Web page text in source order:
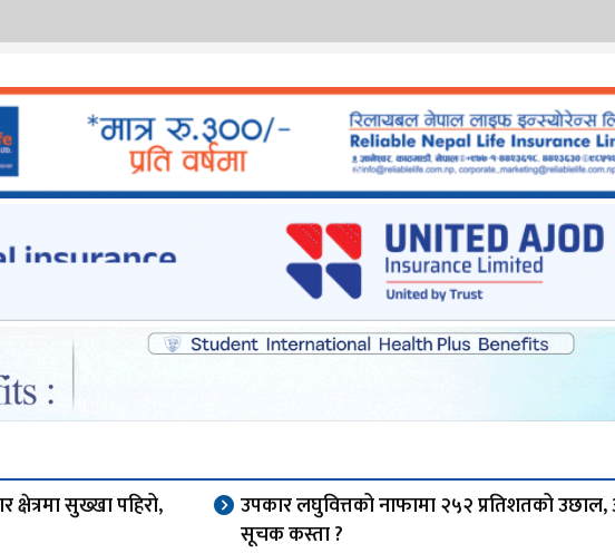
क्षेत्रमा सुख्खा पहिरो,
उपकार लघुवित्तको नाफामा २५२ प्रतिशतको
सूचक कस्ता ?